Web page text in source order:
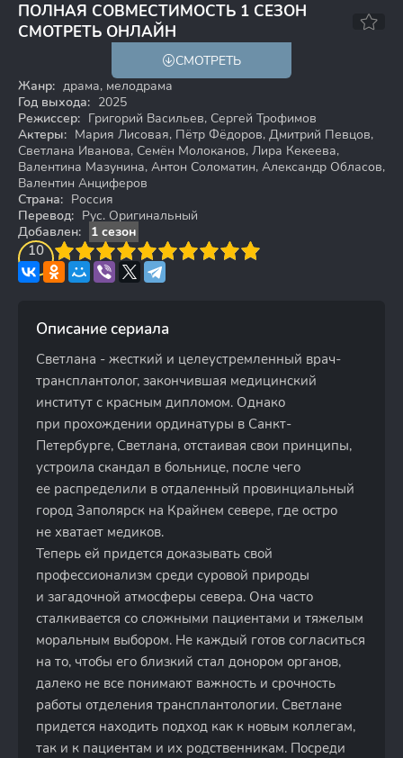
ПОЛНАЯ СОВМЕСТИМОСТЬ 1 СЕЗОН
СМОТРЕТЬ ОНЛАЙН
7.0
СМОТРЕТЬ
Жанр: драма, мелодрама
Год выхода: 2025
Режиссер: Григорий Васильев, Сергей Трофимов
Актеры: Мария Лисовая, Пётр Фёдоров, Дмитрий Певцов,
Светлана Иванова, Семён Молоканов, Лира Кекеева,
Валентина Мазунина, Антон Соломатин, Александр Обласов,
Валентин Анциферов
Страна: Россия
Перевод: Рус. Оригинальный
Добавлен:
1 сезон
10
4 5 6 7 8 9 10
Описание сериала
Светлана - жесткий и целеустремленный врач-
трансплантолог, закончившая медицинский
институт с красным дипломом. Однако
при прохождении ординатуры в Санкт-
Петербурге, Светлана, отстаивая свои принципы,
устроила скандал в больнице, после чего
ее распределили в отдаленный провинциальный
город Заполярск на Крайнем севере, где остро
не хватает медиков.
Теперь ей придется доказывать свой
профессионализм среди суровой природы
и загадочной атмосферы севера. Она часто
сталкивается со сложными пациентами и тяжелым
моральным выбором. Не каждый готов согласиться
на то, чтобы его близкий стал донором органов,
далеко не все понимают важность и срочность
работы отделения трансплантологии. Светлане
придется находить подход как к новым коллегам,
так и к пациентам и их родственникам. Посреди